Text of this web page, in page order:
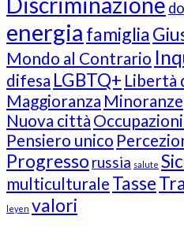
energia famiglia
Mondo al Contrario
difesa LGBTQ+ Libertà
Maggioranza Minoranze
Nuova città
Pensiero unico
Progresso russia salute
multiculturale Tasse
leyen valori